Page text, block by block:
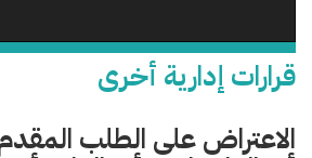
قرارات إدارية أخرى
الاعتراض على الطلب